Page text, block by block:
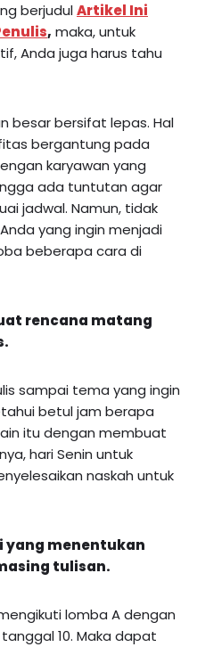
berjudulArtikel Ini
, maka, untuk
Anda juga harus tahu
besar bersifat lepas. Hal
bergantung pada
karyawan yang
ada tuntutan agar
jadwal. Namun, tidak
yang ingin menjadi
beberapa cara di
rencana matang
sampai tema yang ingin
betul jam berapa
itu dengan membuat
hari Senin untuk
naskah untuk
yang menentukan
tulisan.
lomba A dengan
10. Maka dapat